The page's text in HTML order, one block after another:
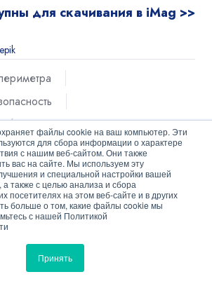
файлы cookie на ваш компьютер. Эти
для сбора информации о характере
с нашим веб-сайтом. Они также
вас на сайте. Мы используем эту
и специальной настройки вашей
а также с целью анализа и сбора
посетителях на этом веб-сайте и в других
больше о том, какие файлы cookie мы
с нашей Политикой
Принять
для скачивания в iMag >>
безопасности" №6/2022
идеями